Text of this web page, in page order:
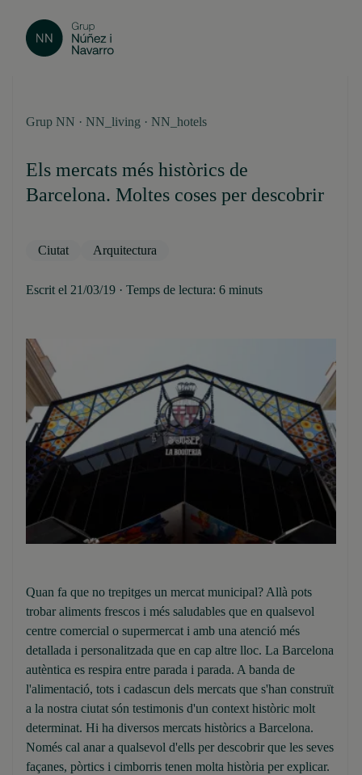
Grup NN · NN_living · NN_hotels
Els mercats més històrics de
Barcelona. Moltes coses per descobrir
Ciutat Arquitectura
Escrit el 21/03/19 · Temps de lectura: 6 minuts
Quan fa que no trepitges un mercat municipal? Allà pots
trobar aliments frescos i més saludables que en qualsevol
centre comercial o supermercat i amb una atenció més
detallada i personalitzada que en cap altre lloc. La Barcelona
autèntica es respira entre parada i parada. A banda de
l'alimentació, tots i cadascun dels mercats que s'han construït
a la nostra ciutat són testimonis d'un context històric molt
determinat. Hi ha diversos mercats històrics a Barcelona.
Només cal anar a qualsevol d'ells per descobrir que les seves
façanes, pòrtics i cimborris tenen molta història per explicar.